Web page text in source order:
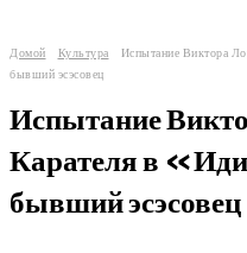
Домой Культура
Испытание Виктора
бывший эсэсовец
Испытание
Карателя в
бывший эсэсовец